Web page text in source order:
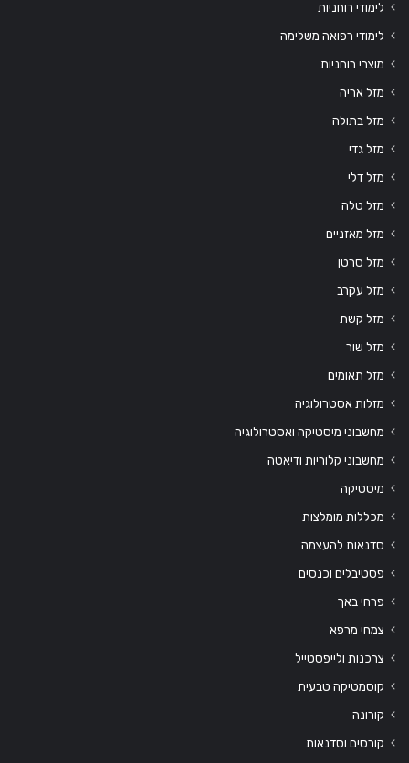
לימודי רוחניות
לימודי רפואה משלימה
מוצרי רוחניות
מזל אריה
מזל בתולה
מזל גדי
מזל דלי
מזל טלה
מזל מאזניים
מזל סרטן
מזל עקרב
מזל קשת
מזל שור
מזל תאומים
מזלות אסטרולוגיה
מחשבוני מיסטיקה ואסטרולוגיה
מחשבוני קלוריות ודיאטה
מיסטיקה
מכללות מומלצות
סדנאות להעצמה
פסטיבלים וכנסים
פרחי באך
צמחי מרפא
צרכנות ולייפסטייל
קוסמטיקה טבעית
קורונה
קורסים וסדנאות